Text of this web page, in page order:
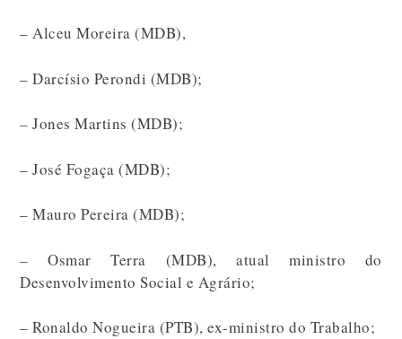
– Alceu Moreira (MDB),
– Darcísio Perondi (MDB);
– Jones Martins (MDB);
– José Fogaça (MDB);
– Mauro Pereira (MDB);
– Osmar Terra (MDB), atual ministro do
Desenvolvimento Social e Agrário;
– Ronaldo Nogueira (PTB), ex-ministro do Trabalho;